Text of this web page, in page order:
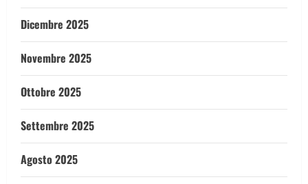
Dicembre 2025
Novembre 2025
Ottobre 2025
Settembre 2025
Agosto 2025